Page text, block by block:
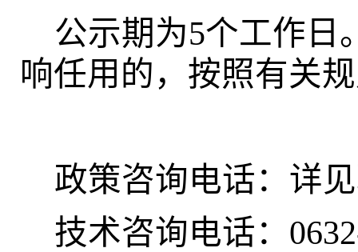
公示期为5个工作日
响任用的，按照有关
政策咨询电话：详
技术咨询电话：